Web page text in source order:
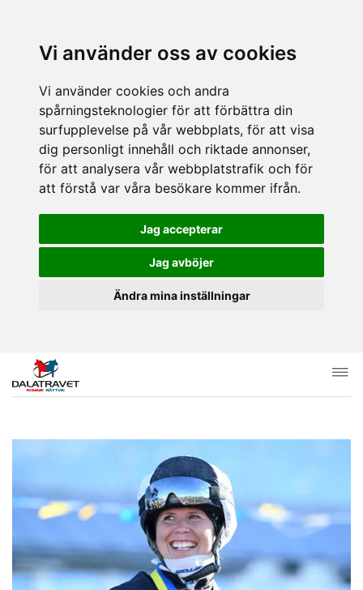
Vi använder oss av cookies
Vi använder cookies och andra
spårningsteknologier för att förbättra din
surfupplevelse på vår webbplats, för att visa
dig personligt innehåll och riktade annonser,
för att analysera vår webbplatstrafik och för
att förstå var våra besökare kommer ifrån.
Jag accepterar
Jag avböjer
Ändra mina inställningar